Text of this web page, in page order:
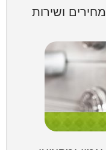
מחירים ושירות